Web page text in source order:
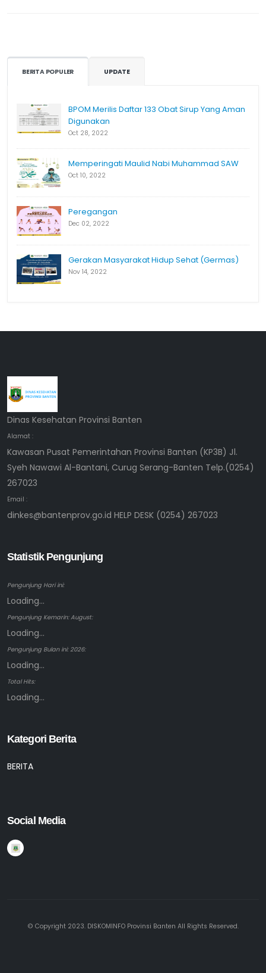
BERITA POPULER UPDATE
BPOM Merilis Daftar 133 Obat Sirup Yang Aman
Digunakan
Oct 28, 2022
Memperingati Maulid Nabi Muhammad SAW
Oct 10, 2022
Peregangan
Dec 02, 2022
Gerakan Masyarakat Hidup Sehat (Germas)
Nov 14, 2022
Dinas Kesehatan Provinsi Banten
Alamat :
Kawasan Pusat Pemerintahan Provinsi Banten (KP3B) Jl.
Syeh Nawawi Al-Bantani, Curug Serang-Banten Telp.(0254)
267023
Email :
dinkes@bantenprov.go.id HELP DESK (0254) 267023
Statistik Pengunjung
Pengunjung Hari ini:
Loading...
Pengunjung Kemarin: August:
Loading...
Pengunjung Bulan ini: 2026:
Loading...
Total Hits:
Loading...
Kategori Berita
BERITA
Social Media
© Copyright 2023. DISKOMINFO Provinsi Banten All Rights Reserved.